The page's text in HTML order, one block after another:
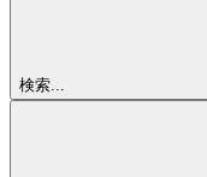
検索...